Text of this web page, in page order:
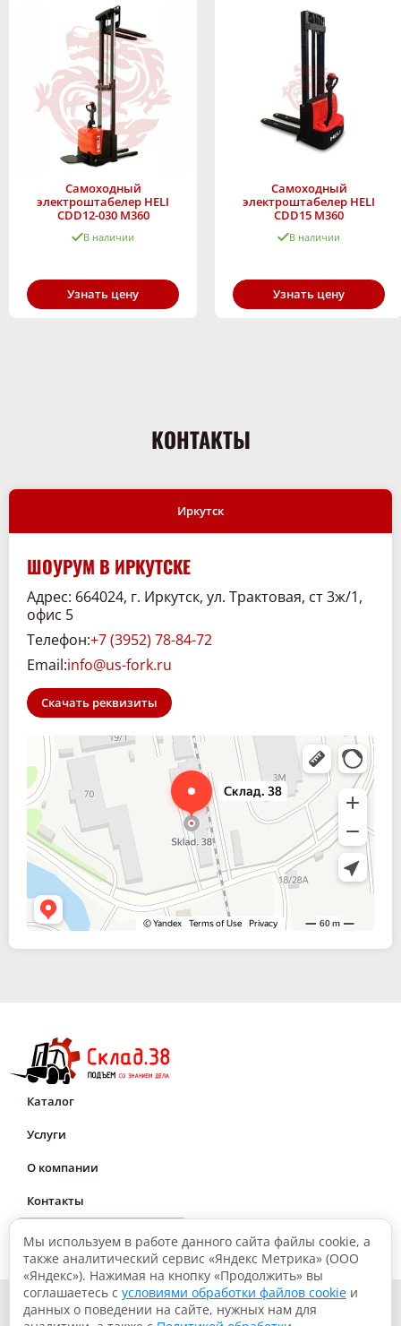
Самоходный
электроштабелер HELI
CDD12-030 M360
В наличии
Узнать цену
Самоходный
электроштабелер HELI
CDD15 M360
В наличии
Узнать цену
КОНТАКТЫ
Иркутск
ШОУРУМ В ИРКУТСКЕ
Адрес: 664024, г. Иркутск, ул. Трактовая, ст 3ж/1,
офис 5
Телефон:+7 (3952) 78-84-72
Email:info@us-fork.ru
Скачать реквизиты
Склад. 38
Спецтехника и спецавтомобили в Иркутске
Каталог
Услуги
О компании
Контакты
© 2026, Склад.38: Подъем со знанием дела
Мы используем в работе данного сайта файлы cookie, а
также аналитический сервис «Яндекс Метрика» (ООО
«Яндекс»). Нажимая на кнопку «Продолжить» вы
соглашаетесь с условиями обработки файлов cookie и
данных о поведении на сайте, нужных нам для